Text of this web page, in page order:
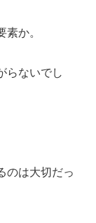
素か。
らないでし
のは大切だっ